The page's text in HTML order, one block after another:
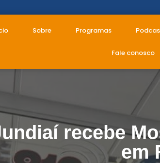
Sobre Programas
Fale conosco
recebe
em